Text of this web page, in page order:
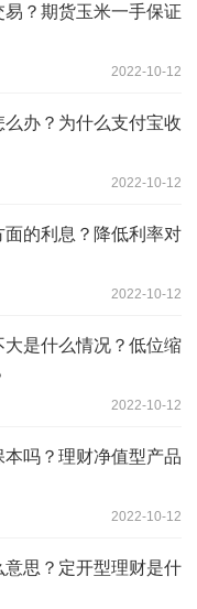
？期货玉米一手保证
2022-10-12
办？为什么支付宝收
2022-10-12
面的利息？降低利率对
2022-10-12
是什么情况？低位缩
2022-10-12
吗？理财净值型产品
2022-10-12
思？定开型理财是什